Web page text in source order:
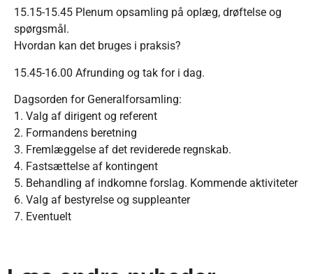
15.15-15.45 Plenum opsamling på oplæg, drøftelse og
spørgsmål.
Hvordan kan det bruges i praksis?
15.45-16.00 Afrunding og tak for i dag.
Dagsorden for Generalforsamling:
1. Valg af dirigent og referent
2. Formandens beretning
3. Fremlæggelse af det reviderede regnskab.
4. Fastsættelse af kontingent
5. Behandling af indkomne forslag. Kommende aktiviteter
6. Valg af bestyrelse og suppleanter
7. Eventuelt